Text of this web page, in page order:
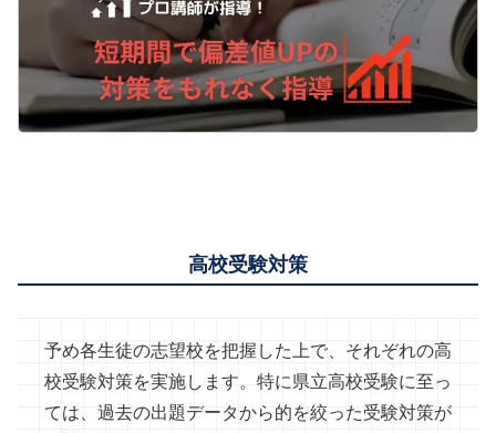
高校受験対策
予め各生徒の志望校を把握した上で、それぞれの高
校受験対策を実施します。特に県立高校受験に至っ
ては、過去の出題データから的を絞った受験対策が